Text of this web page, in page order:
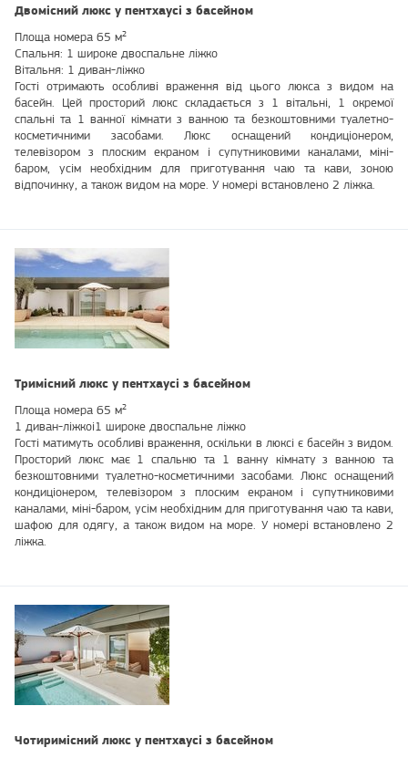
Двомісний люкс у пентхаусі з басейном
Площа номера 65 м²
Спальня: 1 широке двоспальне ліжко
Вітальня: 1 диван-ліжко
Гості отримають особливі враження від цього люкса з видом на
басейн. Цей просторий люкс складається з 1 вітальні, 1 окремої
спальні та 1 ванної кімнати з ванною та безкоштовними туалетно-
косметичними засобами. Люкс оснащений кондиціонером,
телевізором з плоским екраном і супутниковими каналами, міні-
баром, усім необхідним для приготування чаю та кави, зоною
відпочинку, а також видом на море. У номері встановлено 2 ліжка.
Тримісний люкс у пентхаусі з басейном
Площа номера 65 м²
1 диван-ліжкоі1 широке двоспальне ліжко
Гості матимуть особливі враження, оскільки в люксі є басейн з видом.
Просторий люкс має 1 спальню та 1 ванну кімнату з ванною та
безкоштовними туалетно-косметичними засобами. Люкс оснащений
кондиціонером, телевізором з плоским екраном і супутниковими
каналами, міні-баром, усім необхідним для приготування чаю та кави,
шафою для одягу, а також видом на море. У номері встановлено 2
ліжка.
Чотиримісний люкс у пентхаусі з басейном